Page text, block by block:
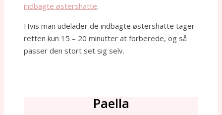
indbagte østershatte.
Hvis man udelader de indbagte østershatte tager
retten kun 15 – 20 minutter at forberede, og så
passer den stort set sig selv.
Paella